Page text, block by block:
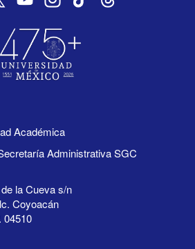
Académica
Administrativa SGC
la Cueva s/n
Coyoacán
04510